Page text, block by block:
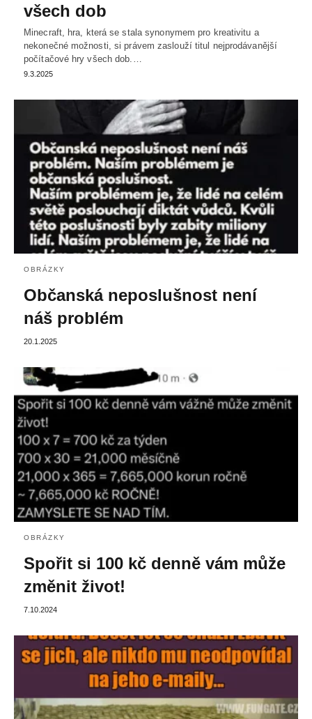
všech dob
Minecraft, hra, která se stala synonymem pro kreativitu a
nekonečné možnosti, si právem zaslouží titul nejprodávanější
počítačové hry všech dob.…
9.3.2025
OBRÁZKY
Občanská neposlušnost není
náš problém
20.1.2025
OBRÁZKY
Spořit si 100 kč denně vám může
změnit život!
7.10.2024